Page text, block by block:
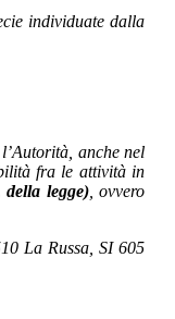
individuate dalla
anche nel
fra le attività in
della legge), ovvero
La Russa, SI 605